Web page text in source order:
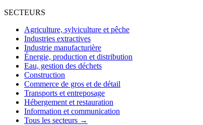
SECTEURS
Agriculture, sylviculture et pêche
Industries extractives
Industrie manufacturière
Énergie, production et distribution
Eau, gestion des déchets
Construction
Commerce de gros et de détail
Transports et entreposage
Hébergement et restauration
Information et communication
Tous les secteurs →